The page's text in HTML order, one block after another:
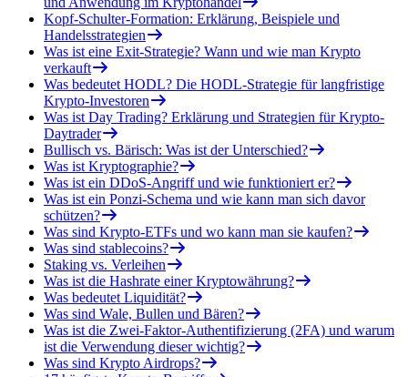
Kopf-Schulter-Formation: Erklärung, Beispiele und
Handelsstrategien
Was ist eine Exit-Strategie? Wann und wie man Krypto
verkauft
Was bedeutet HODL? Die HODL-Strategie für langfristige
Krypto-Investoren
Was ist Day Trading? Erklärung und Strategien für Krypto-
Daytrader
Bullisch vs. Bärisch: Was ist der Unterschied?
Was ist Kryptographie?
Was ist ein DDoS-Angriff und wie funktioniert er?
Was ist ein Ponzi-Schema und wie kann man sich davor
schützen?
Was sind Krypto-ETFs und wo kann man sie kaufen?
Was sind stablecoins?
Staking vs. Verleihen
Was ist die Hashrate einer Kryptowährung?
Was bedeutet Liquidität?
Was sind Wale, Bullen und Bären?
Was ist die Zwei-Faktor-Authentifizierung (2FA) und warum
ist die Verwendung dieser wichtig?
Was sind Krypto Airdrops?